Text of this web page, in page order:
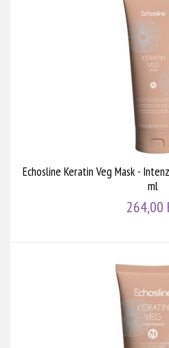
Echosline Keratin Veg Mask -
ml
264,00